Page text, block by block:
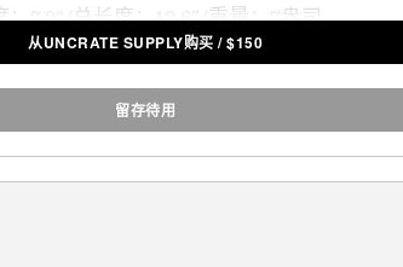
：7.9“/总长度：12.6”/重量：7盎司。
从UNCRATE SUPPLY购买 /$150
留存待用